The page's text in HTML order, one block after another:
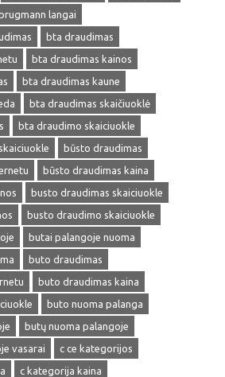
brugmann langai
bta draudimas
bta draudimas kainos
bta draudimas kaune
bta draudimas skaičiuoklė
bta draudimo skaiciuokle
būsto draudimas
būsto draudimas kaina
busto draudimas skaiciuokle
busto draudimo skaiciuokle
butai palangoje nuoma
buto draudimas
buto draudimas kaina
buto nuoma palanga
butų nuoma palangoje
vasarai
c ce kategorijos
c kategorija kaina